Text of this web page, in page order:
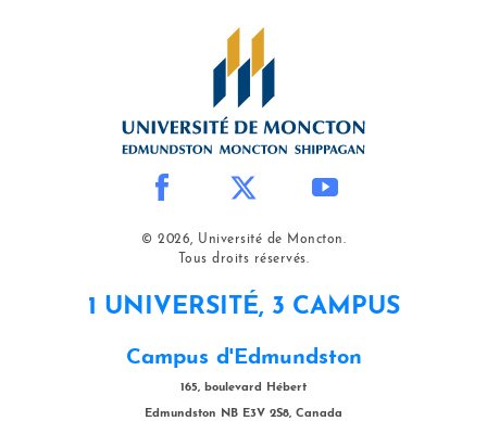
© 2026, Université de Moncton.
Tous droits réservés.
1 UNIVERSITÉ, 3 CAMPUS
Campus d'Edmundston
165, boulevard Hébert
Edmundston NB E3V 2S8, Canada